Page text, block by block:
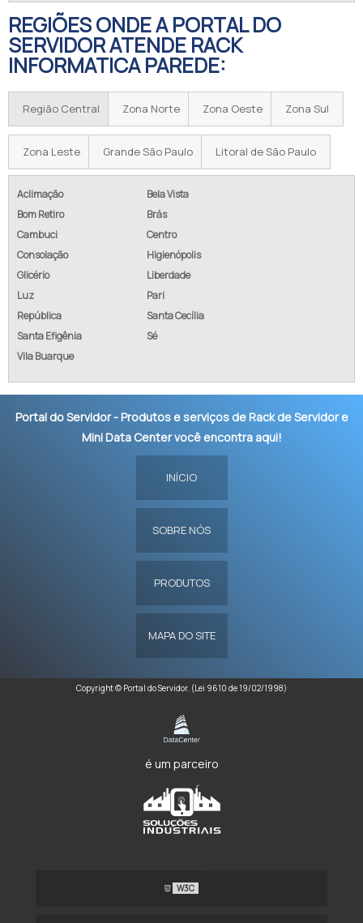
REGIÕES ONDE A PORTAL DO
SERVIDOR ATENDE RACK
INFORMATICA PAREDE:
Região Central Zona Norte Zona Oeste Zona Sul
Zona Leste Grande São Paulo Litoral de São Paulo
Aclimação
Bela Vista
Bom Retiro
Brás
Cambuci
Centro
Consolação
Higienópolis
Glicério
Liberdade
Luz
Pari
República
Santa Cecília
Santa Efigênia
Sé
Vila Buarque
Portal do Servidor - Produtos e serviços de Rack de Servidor e
Mini Data Center você encontra aqui!
INÍCIO
SOBRE NÓS
PRODUTOS
MAPA DO SITE
Copyright © Portal do Servidor. (Lei 9610 de 19/02/1998)
é um parceiro
W3C